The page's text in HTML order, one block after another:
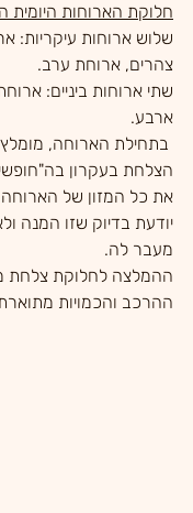
חלוקת הארוחות היומית
שלוש ארוחות עיקריות:
צהרים, ארוחת ערב.
שתי ארוחות ביניים:
ארבע.
בתחילת הארוחה,
הצלחת בעקרון
את כל המזון של
יודעת בדיוק שזו המנה
מעבר לה.
ההמלצה לחלוקת צלחת
ההרכב והכמויות